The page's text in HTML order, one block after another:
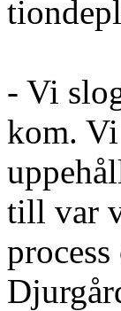
- Vi
kom.
till var